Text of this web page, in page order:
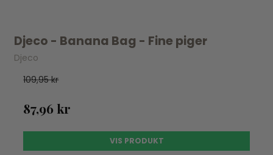
Djeco - Banana Bag - Fine piger
Djeco
109,95 kr
87,96 kr
VIS PRODUKT